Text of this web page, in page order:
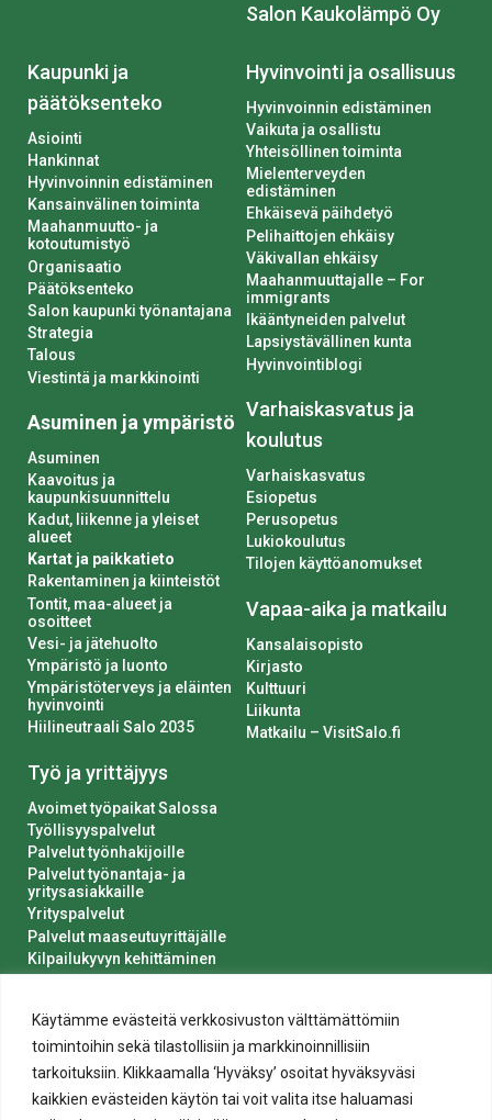
Käytämme evästeitä verkkosivuston välttämättömiin
toimintoihin sekä tilastollisiin ja markkinoinnillisiin
tarkoituksiin. Klikkaamalla ‘Hyväksy’ osoitat hyväksyväsi
kaikkien evästeiden käytön tai voit valita itse haluamasi
Salon Kaukolämpö Oy
Kaupunki ja
päätöksenteko
Asiointi
Hankinnat
Hyvinvoinnin edistäminen
Kansainvälinen toiminta
Maahanmuutto- ja
kotoutumistyö
Organisaatio
Päätöksenteko
Salon kaupunki työnantajana
Strategia
Talous
Viestintä ja markkinointi
Asuminen ja ympäristö
Asuminen
Kaavoitus ja
kaupunkisuunnittelu
Kadut, liikenne ja yleiset
alueet
Kartat ja paikkatieto
Rakentaminen ja kiinteistöt
Tontit, maa-alueet ja
osoitteet
Vesi- ja jätehuolto
Ympäristö ja luonto
Ympäristöterveys ja eläinten
hyvinvointi
Hiilineutraali Salo 2035
Työ ja yrittäjyys
Avoimet työpaikat Salossa
Työllisyyspalvelut
Palvelut työnhakijoille
Palvelut työnantaja- ja
yritysasiakkaille
Yrityspalvelut
Palvelut maaseutuyrittäjälle
Kilpailukyvyn kehittäminen
Hyvinvointi ja osallisuus
Hyvinvoinnin edistäminen
Vaikuta ja osallistu
Yhteisöllinen toiminta
Mielenterveyden
edistäminen
Ehkäisevä päihdetyö
Pelihaittojen ehkäisy
Väkivallan ehkäisy
Maahanmuuttajalle – For
immigrants
Ikääntyneiden palvelut
Lapsiystävällinen kunta
Hyvinvointiblogi
Varhaiskasvatus ja
koulutus
Varhaiskasvatus
Esiopetus
Perusopetus
Lukiokoulutus
Tilojen käyttöanomukset
Vapaa-aika ja matkailu
Kansalaisopisto
Kirjasto
Kulttuuri
Liikunta
Matkailu – VisitSalo.fi